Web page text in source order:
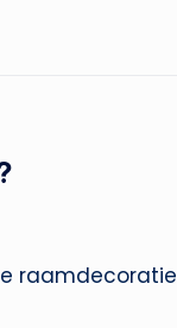
raamdecoratie